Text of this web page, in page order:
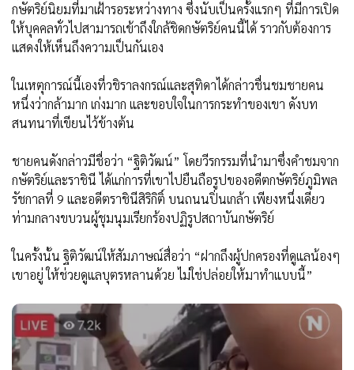
กษัตริย์นิยมที่มาเฝ้ารอระหว่างทาง ซึ่งนับเป็นครั้งแรกๆ ที่มีการเปิด
ให้บุคคลทั่วไปสามารถเข้าถึงใกล้ชิดกษัตริย์คนนี้ได้ ราวกับต้องการ
แสดงให้เห็นถึงความเป็นกันเอง
ในเหตุการณ์นี้เองที่วชิราลงกรณ์และสุทิดาได้กล่าวชื่นชมชายคน
หนึ่งว่ากล้ามาก เก่งมาก และขอบใจในการกระทำของเขา ดังบท
สนทนาที่เขียนไว้ข้างต้น
ชายคนดังกล่าวมีชื่อว่า “ฐิติวัฒน์” โดยวีรกรรมที่นำมาซึ่งคำชมจาก
กษัตริย์และราชินี ได้แก่การที่เขาไปยืนถือรูปของอดีตกษัตริย์ภูมิพล
รัชกาลที่ 9 และอดีตราชินีสิริกิติ์ บนถนนปิ่นเกล้า เพียงหนึ่งเดียว
ท่ามกลางขบวนผู้ชุมนุมเรียกร้องปฏิรูปสถาบันกษัตริย์
ในครั้งนั้น ฐิติวัฒน์ให้สัมภาษณ์สื่อว่า “ฝากถึงผู้ปกครองที่ดูแลน้องๆ
เขาอยู่ ให้ช่วยดูแลบุตรหลานด้วย ไม่ใช่ปล่อยให้มาทำแบบนี้”